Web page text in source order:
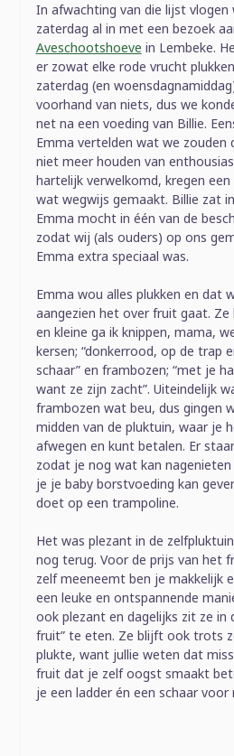
In afwachting van die lijst vlogen
zaterdag al in met een bezoek
Aveschootshoeve in Lembeke.
er zowat elke rode vrucht
zaterdag (en
voorhand van niets, dus we
net na een voeding van Billie.
Emma vertelden wat we zouden
niet meer houden van
hartelijk verwelkomd, kregen
wat wegwijs gemaakt. Billie zat
Emma mocht in één van de
zodat wij (als ouders) op ons
Emma extra speciaal was.
Emma wou alles plukken en dat
aangezien het over fruit gaat. Ze
en kleine ga ik knippen, mama,
kersen; “donkerrood, op de trap
schaar” en frambozen; “met je
want ze zijn zacht”. Uiteindelijk
frambozen wat beu, dus gingen
midden van de pluktuin, waar je
afwegen en kunt betalen. Er
zodat je nog wat kan
je je baby borstvoeding kan
doet op een trampoline.
Het was plezant in de
nog terug. Voor de prijs van het
zelf meeneemt ben je makkelijk
een leuke en ontspannende
ook plezant en dagelijks zit ze in
fruit” te eten. Ze blijft ook trots
plukte, want jullie weten dat
fruit dat je zelf oogst smaakt
je een ladder én een schaar voor